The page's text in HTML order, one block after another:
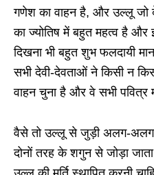
गणेश का वाहन है, और उल्लू जो
का ज्योतिष में बहुत महत्व है और
दिखना भी बहुत शुभ फलदायी
सभी देवी-देवताओं ने किसी न
वाहन चुना है और वे सभी पवित्र
वैसे तो उल्लू से जुड़ी अलग-अलग
दोनों तरह के शगुन से जोड़ा